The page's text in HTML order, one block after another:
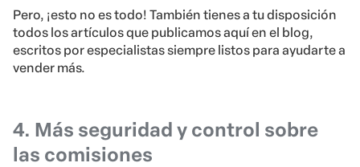
Pero, ¡esto no es todo! También tienes a tu disposición
todos los artículos que publicamos aquí en el blog,
escritos por especialistas siempre listos para ayudarte a
vender más.
4. Más seguridad y control sobre
las comisiones